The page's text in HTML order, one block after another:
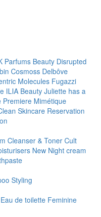
Parfums Beauty Disrupted
Cosmoss Delbôve
Molecules Fugazzi
ILIA Beauty Juliette has a
Premiere Mimétique
Skincare Reservation
Cleanser & Toner Cult
New Night cream
Styling
Eau de toilette Feminine